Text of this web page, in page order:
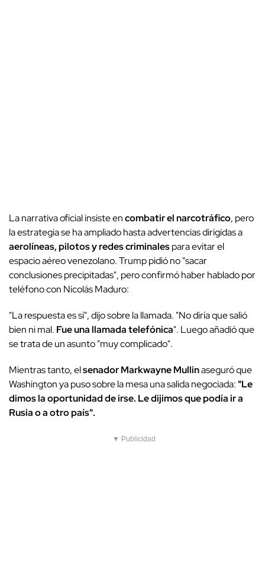
La narrativa oficial insiste encombatir el narcotráfico, pero
la estrategia se ha ampliado hasta advertencias dirigidas a
aerolíneas, pilotos y redes criminalespara evitar el
espacio aéreo venezolano. Trump pidió no "sacar
conclusiones precipitadas", pero confirmó haber hablado por
teléfono con Nicolás Maduro:
"La respuesta es sí", dijo sobre la llamada. "No diría que salió
bien ni mal. Fue una llamada telefónica". Luego añadió que
se trata de un asunto "muy complicado".
Mientras tanto, elsenador Markwayne Mullinaseguró que
Washington ya puso sobre la mesa una salida negociada: "Le
dimos la oportunidad de irse. Le dijimos que podía ir a
Rusia o a otro país".
▼ Publicidad